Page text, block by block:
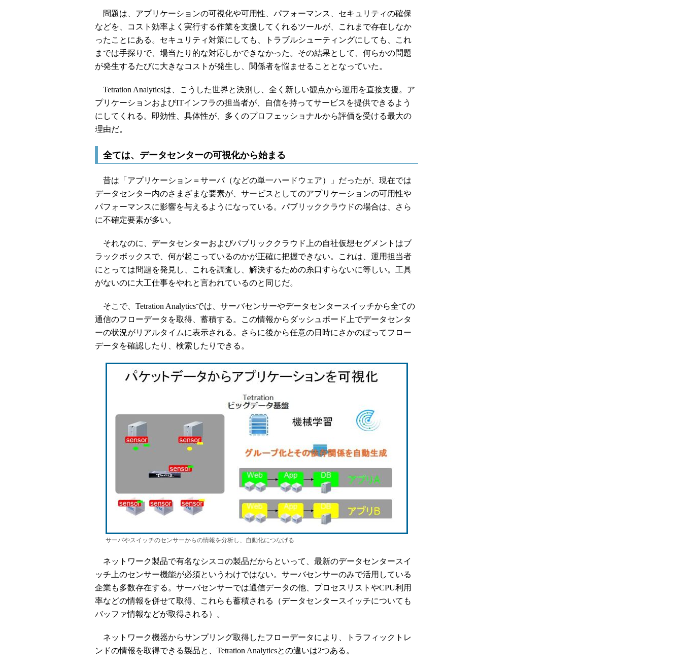
問題は、アプリケーションの可視化や可用性、パフォーマンス、セキュリティの確保
などを、コスト効率よく実行する作業を支援してくれるツールが、これまで存在しなか
ったことにある。セキュリティ対策にしても、トラブルシューティングにしても、これ
までは手探りで、場当たり的な対応しかできなかった。その結果として、何らかの問題
が発生するたびに大きなコストが発生し、関係者を悩ませることとなっていた。
Tetration Analyticsは、こうした世界と決別し、全く新しい観点から運用を直接支援。ア
プリケーションおよびITインフラの担当者が、自信を持ってサービスを提供できるよう
にしてくれる。即効性、具体性が、多くのプロフェッショナルから評価を受ける最大の
理由だ。
全ては、データセンターの可視化から始まる
昔は「アプリケーション＝サーバ（などの単一ハードウェア）」だったが、現在では
データセンター内のさまざまな要素が、サービスとしてのアプリケーションの可用性や
パフォーマンスに影響を与えるようになっている。パブリッククラウドの場合は、さら
に不確定要素が多い。
それなのに、データセンターおよびパブリッククラウド上の自社仮想セグメントはブ
ラックボックスで、何が起こっているのかが正確に把握できない。これは、運用担当者
にとっては問題を発見し、これを調査し、解決するための糸口すらないに等しい。工具
がないのに大工仕事をやれと言われているのと同じだ。
そこで、Tetration Analyticsでは、サーバセンサーやデータセンタースイッチから全ての
通信のフローデータを取得、蓄積する。この情報からダッシュボード上でデータセンタ
ーの状況がリアルタイムに表示される。さらに後から任意の日時にさかのぼってフロー
データを確認したり、検索したりできる。
サーバやスイッチのセンサーからの情報を分析し、自動化につなげる
ネットワーク製品で有名なシスコの製品だからといって、最新のデータセンタースイ
ッチ上のセンサー機能が必須というわけではない。サーバセンサーのみで活用している
企業も多数存在する。サーバセンサーでは通信データの他、プロセスリストやCPU利用
率などの情報を併せて取得、これらも蓄積される（データセンタースイッチについても
バッファ情報などが取得される）。
ネットワーク機器からサンプリング取得したフローデータにより、トラフィックトレ
ンドの情報を取得できる製品と、Tetration Analyticsとの違いは2つある。